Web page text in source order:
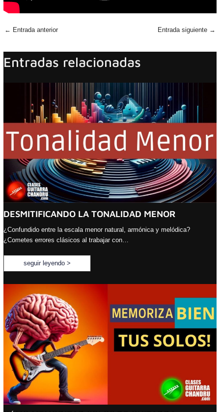
← Entrada anterior Entrada siguiente →
Entradas relacionadas
DESMITIFICANDO LA TONALIDAD MENOR
¿Confundido entre la escala menor natural, armónica y melódica?
¿Cometes errores clásicos al trabajar con…
seguir leyendo >